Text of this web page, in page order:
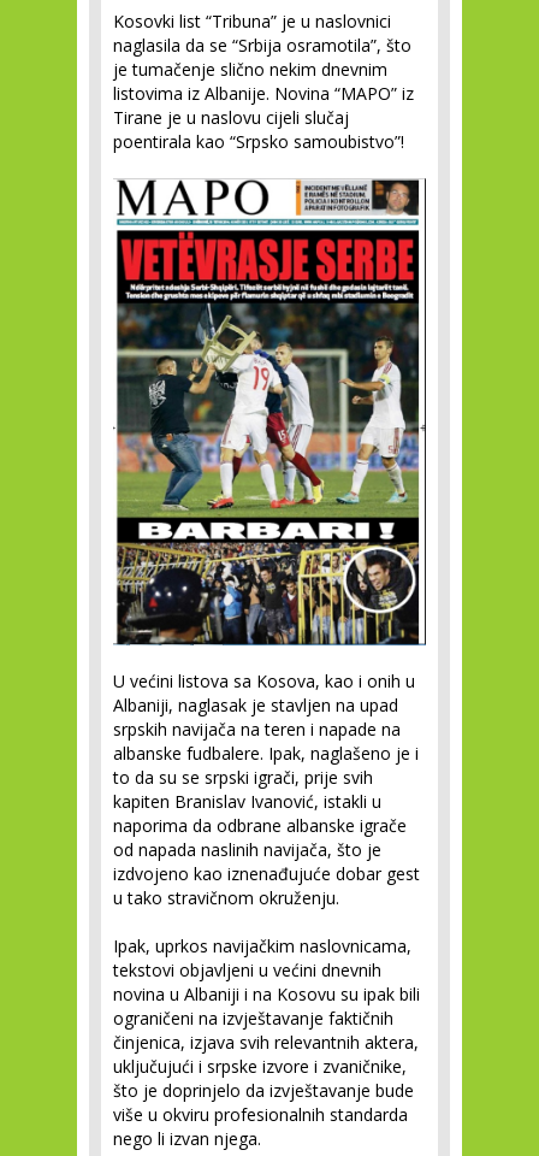
Kosovki list “Tribuna” je u naslovnici
naglasila da se “Srbija osramotila”, što
je tumačenje slično nekim dnevnim
listovima iz Albanije. Novina “MAPO” iz
Tirane je u naslovu cijeli slučaj
poentirala kao “Srpsko samoubistvo”!
U većini listova sa Kosova, kao i onih u
Albaniji, naglasak je stavljen na upad
srpskih navijača na teren i napade na
albanske fudbalere. Ipak, naglašeno je i
to da su se srpski igrači, prije svih
kapiten Branislav Ivanović, istakli u
naporima da odbrane albanske igrače
od napada naslinih navijača, što je
izdvojeno kao iznenađujuće dobar gest
u tako stravičnom okruženju.
Ipak, uprkos navijačkim naslovnicama,
tekstovi objavljeni u većini dnevnih
novina u Albaniji i na Kosovu su ipak bili
ograničeni na izvještavanje faktičnih
činjenica, izjava svih relevantnih aktera,
uključujući i srpske izvore i zvaničnike,
što je doprinjelo da izvještavanje bude
više u okviru profesionalnih standarda
nego li izvan njega.